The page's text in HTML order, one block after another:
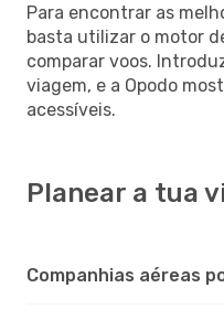
Para encontrar as
basta utilizar o motor
comparar voos.
viagem, e a Opodo
acessíveis.
Planear a tua
Companhias aéreas